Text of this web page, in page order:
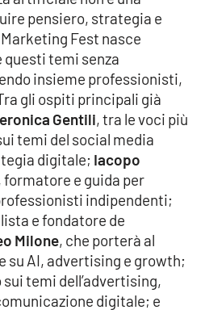
pensiero, strategia e
Fest nasce
temi senza
insieme professionisti,
gli ospiti principali già
Gentili, tra le voci più
temi del social media
digitale; Iacopo
e guida per
indipendenti;
e fondatore de
Milone, che porterà al
su AI, advertising e growth;
temi dell’advertising,
digitale; e